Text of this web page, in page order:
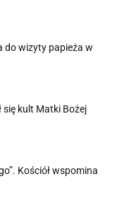
do wizyty papieża w
się kult Matki Bożej
Kościół wspomina